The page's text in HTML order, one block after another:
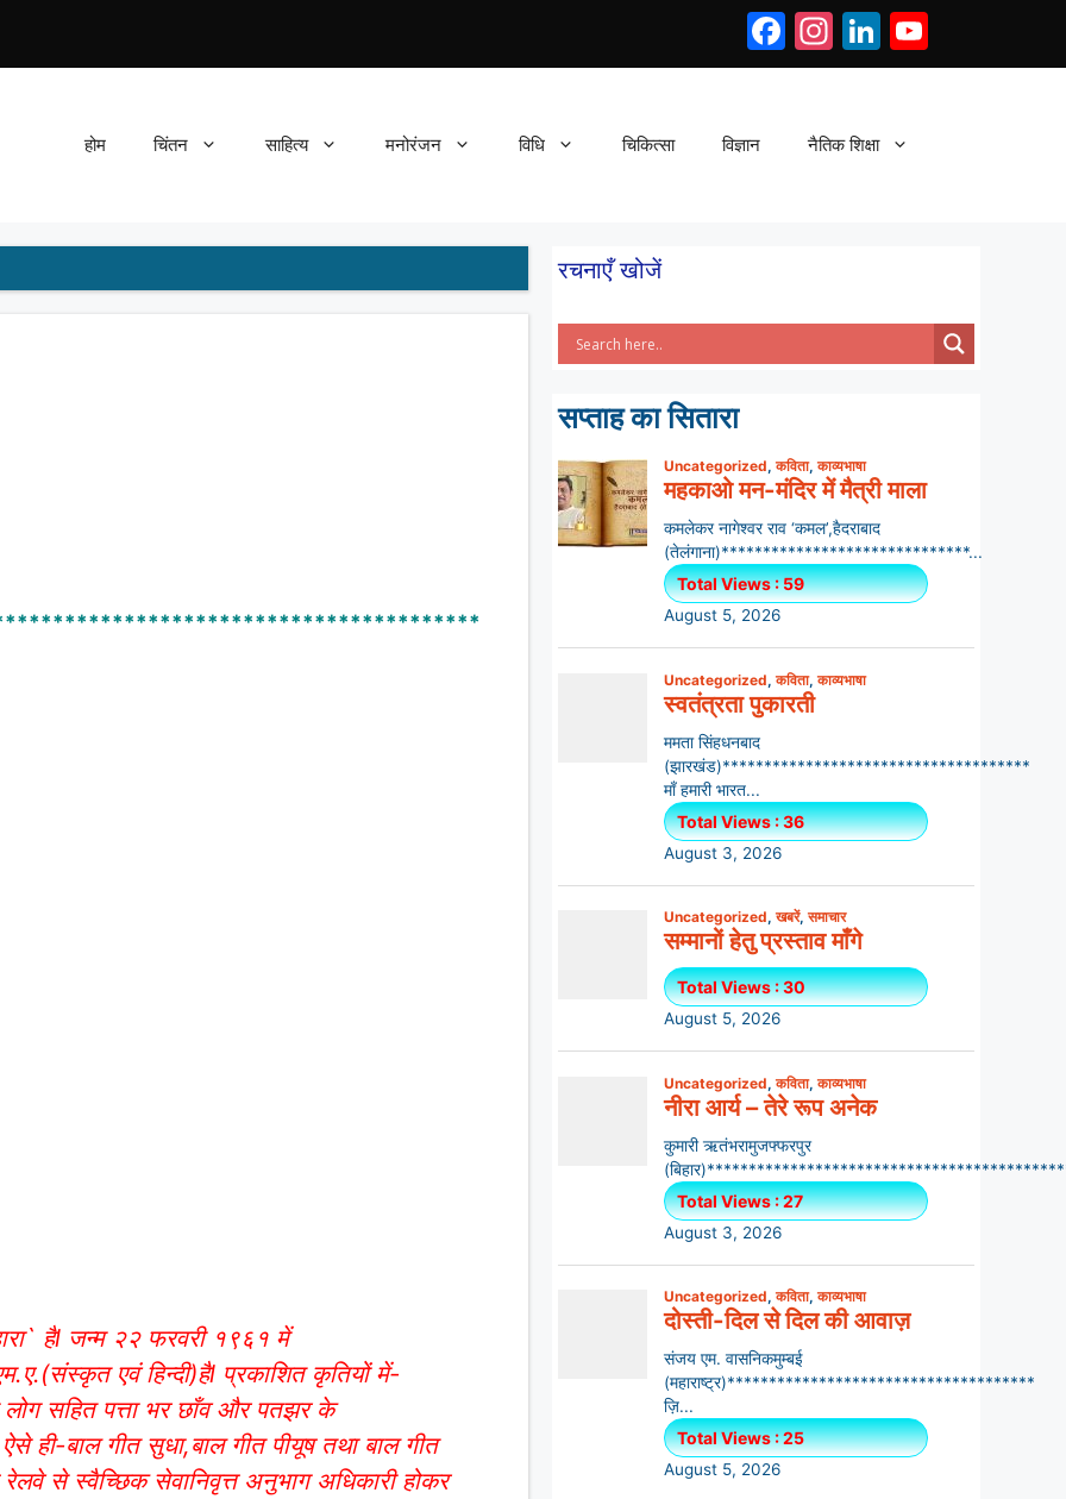
Facebook
Instagram
LinkedIn
होम चिंतन साहित्य मनोरंजन विधि चिकित्सा विज्ञान नैतिक शिक्षा
हैl जन्म २२ फरवरी १९६१ में
एवं हिन्दी)हैl प्रकाशित कृतियों में-
सहित पत्ता भर छाँव और पतझर के
ही-बाल गीत सुधा,बाल गीत पीयूष तथा बाल गीत
से स्वैच्छिक सेवानिवृत्त अनुभाग अधिकारी होकर
रचनाएँ खोजें
सप्ताह का सितारा